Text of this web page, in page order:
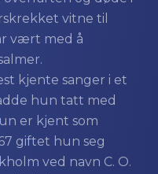
vitne til
vært med å
kjente sanger i et
hun tatt med
er kjent som
giftet hun seg
ved navn C. O.